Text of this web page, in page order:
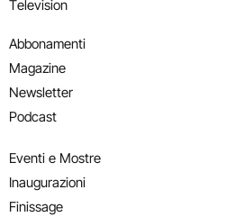
Television
Abbonamenti
Magazine
Newsletter
Podcast
Eventi e Mostre
Inaugurazioni
Finissage